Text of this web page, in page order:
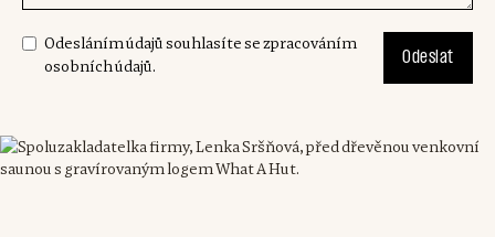
Odesláním údajů souhlasíte se zpracováním
osobních údajů.